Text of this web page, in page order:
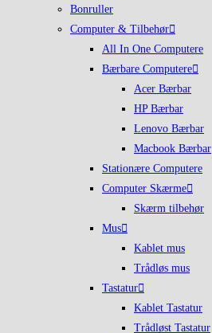
Bonruller
Computer & Tilbehør
All In One Computere
Bærbare Computere
Acer Bærbar
HP Bærbar
Lenovo Bærbar
Macbook Bærbar
Stationære Computere
Computer Skærme
Skærm tilbehør
Mus
Kablet mus
Trådløs mus
Tastatur
Kablet Tastatur
Trådløst Tastatur